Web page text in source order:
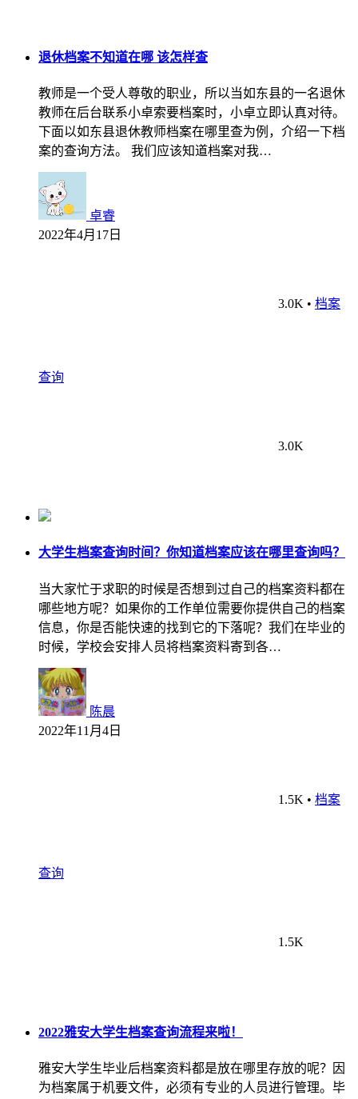
退休档案不知道在哪 该怎样查
教师是一个受人尊敬的职业，所以当如东县的一名退休
教师在后台联系小卓索要档案时，小卓立即认真对待。
下面以如东县退休教师档案在哪里查为例，介绍一下档
案的查询方法。 我们应该知道档案对我…
卓睿
2022年4月17日
3.0K • 档案
查询
3.0K
大学生档案查询时间？你知道档案应该在哪里查询吗？
当大家忙于求职的时候是否想到过自己的档案资料都在
哪些地方呢？如果你的工作单位需要你提供自己的档案
信息，你是否能快速的找到它的下落呢？我们在毕业的
时候，学校会安排人员将档案资料寄到各…
陈晨
2022年11月4日
1.5K • 档案
查询
1.5K
2022雅安大学生档案查询流程来啦！
雅安大学生毕业后档案资料都是放在哪里存放的呢？因
为档案属于机要文件，必须有专业的人员进行管理。毕